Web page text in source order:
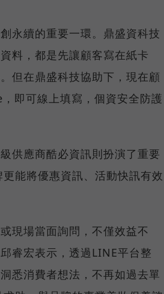
永續的重要一環。鼎盛資科技
料，都是先讓顧客寫在紙卡
但在鼎盛科技協助下，現在顧
即可線上填寫，個資安全防護
供應商酷必資訊則扮演了重要
能將優惠資訊、活動快訊有效
現場當面詢問，不僅效益不
睿宏表示，透過LINE平台整
悉消費者想法，不再如過去單